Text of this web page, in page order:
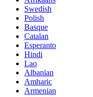
Swedish
Polish
Basque
Catalan
Esperanto
Hindi
Lao
Albanian
Amharic
Armenian